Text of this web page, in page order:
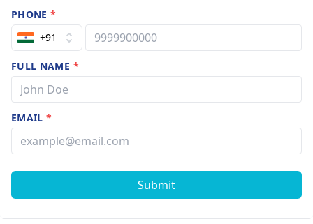
PHONE*
+91
FULL NAME *
EMAIL*
Submit